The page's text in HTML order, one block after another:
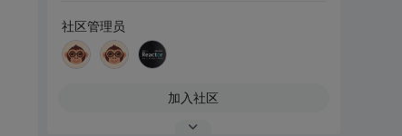
社区管理员
加入社区